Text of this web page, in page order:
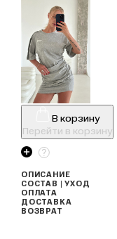
В корзину
Перейти в корзину
ОПИСАНИЕ
СОСТАВ | УХОД
ОПЛАТА
ДОСТАВКА
ВОЗВРАТ